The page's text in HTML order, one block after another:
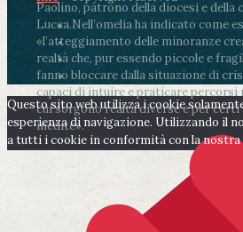
Paolino, patrono della diocesi e della
Lucca.Nell’omelia ha indicato come
«l’atteggiamento delle minoranze
realtà che, pur essendo piccole e
fanno bloccare dalla situazione di
capaci di intuire e praticare percorsi
cui sorgono realtà diverse e per certi
inedite».
Questo sito web utilizza i cookie
esperienza di navigazione. Utilizzando il
a tutti i cookie in conformità con la nostra